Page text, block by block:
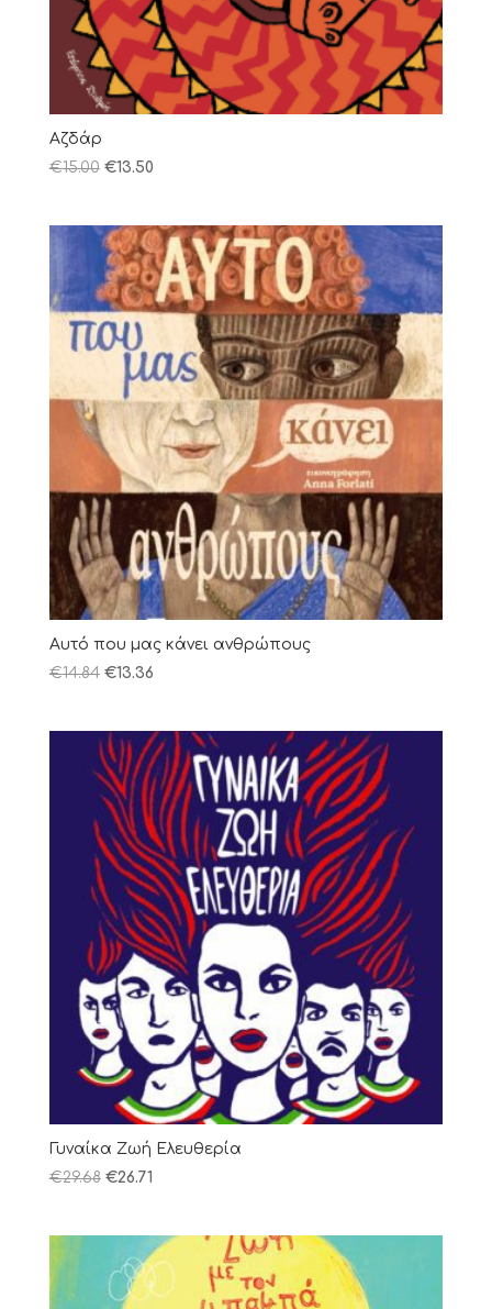
Αζδάρ
€15.00 €13.50
Αυτό που μας κάνει ανθρώπους
€14.84 €13.36
Γυναίκα Ζωή Ελευθερία
€29.68 €26.71